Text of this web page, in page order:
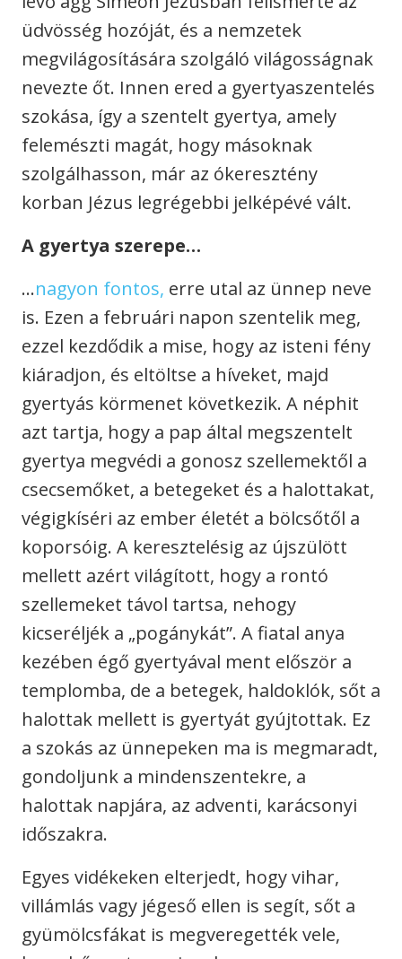
üdvösség hozóját, és a nemzetek
megvilágosítására szolgáló világosságnak
nevezte őt. Innen ered a gyertyaszentelés
szokása, így a szentelt gyertya, amely
felemészti magát, hogy másoknak
szolgálhasson, már az ókeresztény
korban Jézus legrégebbi jelképévé vált.
A gyertya szerepe…
…nagyon fontos, erre utal az ünnep neve
is. Ezen a februári napon szentelik meg,
ezzel kezdődik a mise, hogy az isteni fény
kiáradjon, és eltöltse a híveket, majd
gyertyás körmenet következik. A néphit
azt tartja, hogy a pap által megszentelt
gyertya megvédi a gonosz szellemektől a
csecsemőket, a betegeket és a halottakat,
végigkíséri az ember életét a bölcsőtől a
koporsóig. A keresztelésig az újszülött
mellett azért világított, hogy a rontó
szellemeket távol tartsa, nehogy
kicseréljék a „pogánykát”. A fiatal anya
kezében égő gyertyával ment először a
templomba, de a betegek, haldoklók, sőt a
halottak mellett is gyertyát gyújtottak. Ez
a szokás az ünnepeken ma is megmaradt,
gondoljunk a mindenszentekre, a
halottak napjára, az adventi, karácsonyi
időszakra.
Egyes vidékeken elterjedt, hogy vihar,
villámlás vagy jégeső ellen is segít, sőt a
gyümölcsfákat is megveregették vele,